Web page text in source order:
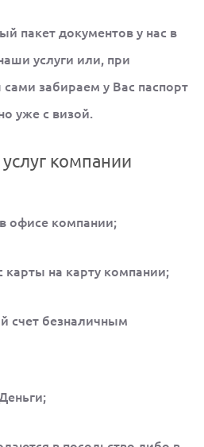
пакет документов у нас в
услуги или, при
забираем у Вас паспорт
уже с визой.
компании
офисе компании;
на карту компании;
счет безналичным